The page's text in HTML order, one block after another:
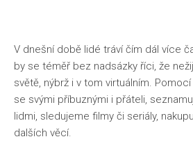
V dnešní době lidé tráví čím dál více
by se téměř bez nadsázky říci, že
světě, nýbrž i v tom virtuálním.
se svými příbuznými i přáteli,
lidmi, sledujeme filmy či seriály,
dalších věcí.